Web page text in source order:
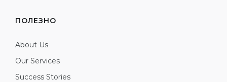
ПОЛЕЗНО
About Us
Our Services
Success Stories